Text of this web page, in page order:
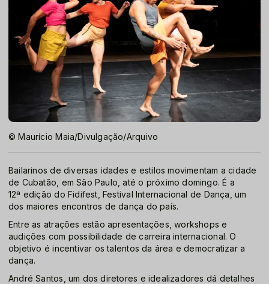
© Maurício Maia/Divulgação/Arquivo
Bailarinos de diversas idades e estilos movimentam a cidade
de Cubatão, em São Paulo, até o próximo domingo. É a
12ª edição do Fidifest, Festival Internacional de Dança, um
dos maiores encontros de dança do país.
Entre as atrações estão apresentações, workshops e
audições com possibilidade de carreira internacional. O
objetivo é incentivar os talentos da área e democratizar a
dança.
André Santos, um dos diretores e idealizadores dá detalhes